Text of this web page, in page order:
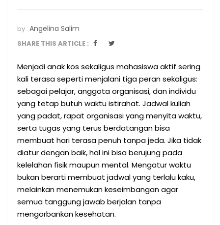
by : Angelina Salim
SHARE THIS ARTICLE :
Menjadi anak kos sekaligus mahasiswa aktif sering
kali terasa seperti menjalani tiga peran sekaligus:
sebagai pelajar, anggota organisasi, dan individu
yang tetap butuh waktu istirahat. Jadwal kuliah
yang padat, rapat organisasi yang menyita waktu,
serta tugas yang terus berdatangan bisa
membuat hari terasa penuh tanpa jeda. Jika tidak
diatur dengan baik, hal ini bisa berujung pada
kelelahan fisik maupun mental. Mengatur waktu
bukan berarti membuat jadwal yang terlalu kaku,
melainkan menemukan keseimbangan agar
semua tanggung jawab berjalan tanpa
mengorbankan kesehatan.